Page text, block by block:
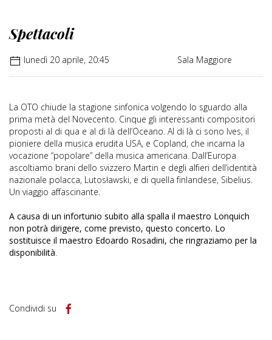
Spettacoli
lunedì 20 aprile, 20:45 Sala Maggiore
La OTO chiude la stagione sinfonica volgendo lo sguardo alla
prima metà del Novecento. Cinque gli interessanti compositori
proposti al di qua e al di là dell’Oceano. Al di là ci sono Ives, il
pioniere della musica erudita USA, e Copland, che incarna la
vocazione “popolare” della musica americana. Dall’Europa
ascoltiamo brani dello svizzero Martin e degli alfieri dell’identità
nazionale polacca, Lutosławski, e di quella finlandese, Sibelius.
Un viaggio affascinante.
A causa di un infortunio subito alla spalla il maestro Lonquich
non potrà dirigere, come previsto, questo concerto. Lo
sostituisce il maestro Edoardo Rosadini, che ringraziamo per la
disponibilità.
Condividi su